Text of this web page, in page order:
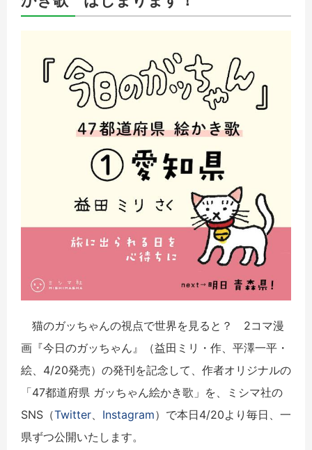
猫のガッちゃんの視点で世界を見ると？ 2コマ漫
画『今日のガッちゃん』（益田ミリ・作、平澤一平・
絵、4/20発売）の発刊を記念して、作者オリジナルの
「47都道府県 ガッちゃん絵かき歌」を、ミシマ社の
SNS（Twitter Instagram）で本日4/20より毎日、一
県ずつ公開いたします。